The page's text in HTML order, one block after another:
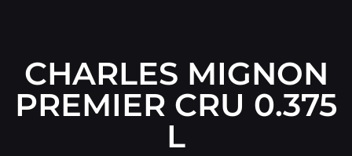
CHARLES MIGNON
PREMIER CRU 0.375
L